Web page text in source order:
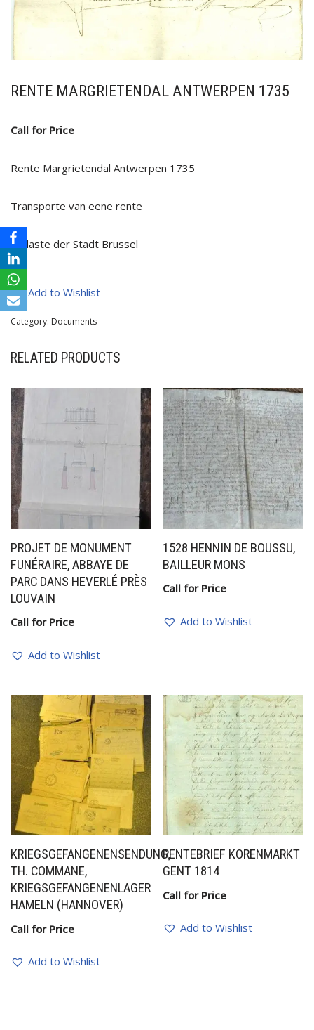
RENTE MARGRIETENDAL ANTWERPEN 1735
Call for Price
Rente Margrietendal Antwerpen 1735
Transporte van eene rente
tenlaste der Stadt Brussel
Add to Wishlist
Category: Documents
RELATED PRODUCTS
PROJET DE MONUMENT
FUNÉRAIRE, ABBAYE DE
PARC DANS HEVERLÉ PRÈS
LOUVAIN
Call for Price
Add to Wishlist
1528 HENNIN DE BOUSSU,
BAILLEUR MONS
Call for Price
Add to Wishlist
KRIEGSGEFANGENENSENDUNG,
TH. COMMANE,
KRIEGSGEFANGENENLAGER
HAMELN (HANNOVER)
Call for Price
Add to Wishlist
RENTEBRIEF KORENMARKT
GENT 1814
Call for Price
Add to Wishlist